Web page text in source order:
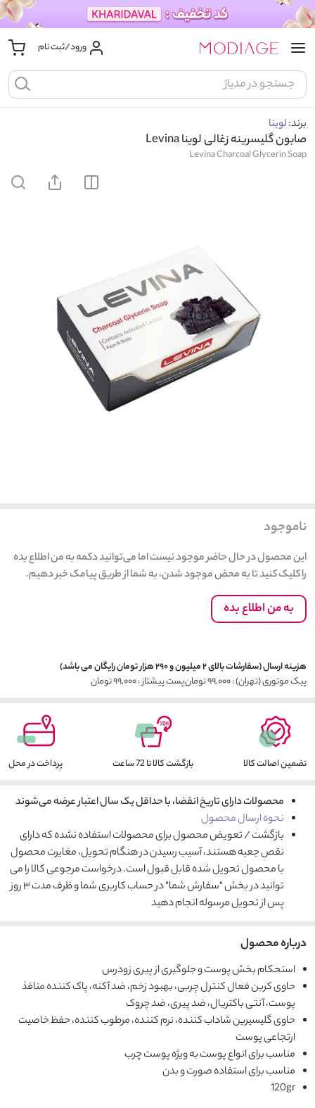
ورود/ثبت نام
برند:لوینا
صابون گليسرينه زغالی لوینا Levina
Levina Charcoal Glycerin Soap
ناموجود
این محصول در حال حاضر موجود نیست اما می‌توانید دکمه به من اطلاع بده
را کلیک کنید تا به محض موجود شدن، به شما از طریق پیامک خبر دهیم.
به من اطلاع بده
هزینه ارسال (سفارشات بالای ۲ میلیون و ۲۹۰ هزار تومان رایگان می باشد)
پیک موتوری (تهران) : ۹۹,۰۰۰ تومان
پست پیشتاز : ۹۹,۰۰۰ تومان
تضمین اصالت کالا بازگشت کالا تا 72 ساعت پرداخت در محل
محصولات دارای تاریخ انقضا، با حداقل یک سال اعتبار عرضه می‌شوند
نحوه ارسال محصول
بازگشت / تعویض محصول برای محصولات استفاده نشده که دارای
نقص جعبه هستند، آسیب رسیدن در هنگام تحویل، مغایرت محصول
با محصول تحویل شده قابل قبول است. درخواست مرجوعی کالا را می
توانید در بخش "سفارش شما" در حساب کاربری شما و ظرف مدت ۳ روز
پس از تحویل مرسوله انجام دهید
درباره محصول
استحکام بخش پوست و جلوگیری از پیری زودرس
حاوی کربن فعال کنترل چربی، بهبود زخم، ضد آکنه، پاک کننده منافذ
پوست، آنتی باکتریال، ضد پیری، ضد چروک
حاوی گلیسیرین شاداب کننده، نرم کننده، مرطوب کننده، حفظ خاصیت
ارتجاعی پوست
مناسب برای انواع پوست به ویژه پوست چرب
مناسب برای استفاده صورت و بدن
120gr